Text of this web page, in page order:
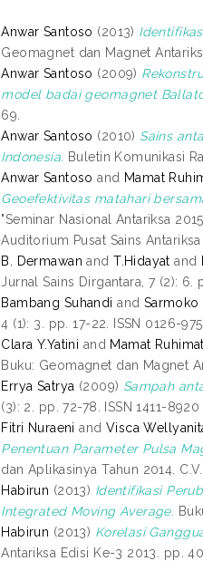
Anwar Santoso (2013)
Geomagnet dan Magnet
Anwar Santoso (2009)
model badai geomagnet
69.
Anwar Santoso (2010) Sains
Indonesia. Buletin Komunikasi
Anwar Santoso and Mamat
Geoefektivitas matahari
"Seminar Nasional Antariksa
Auditorium Pusat Sains Antariksa
B. Dermawan andT.Hidayat and
Jurnal Sains Dirgantara, 7 (2): 6.
Bambang Suhandi and Sarmoko
4 (1): 3. pp. 17-22. ISSN 0126-
Clara Y.Yatini and Mamat Ruhimat
Buku: Geomagnet dan Magnet
Errya Satrya (2009) Sampah
(3): 2. pp. 72-78. ISSN 1411-8920
Fitri Nuraeni and Visca
Penentuan Parameter Pulsa
dan Aplikasinya Tahun 2014.
Habirun (2013) Identifikasi
Integrated Moving Average.
Habirun (2013) Korelasi
Antariksa Edisi Ke-3 2013. pp.